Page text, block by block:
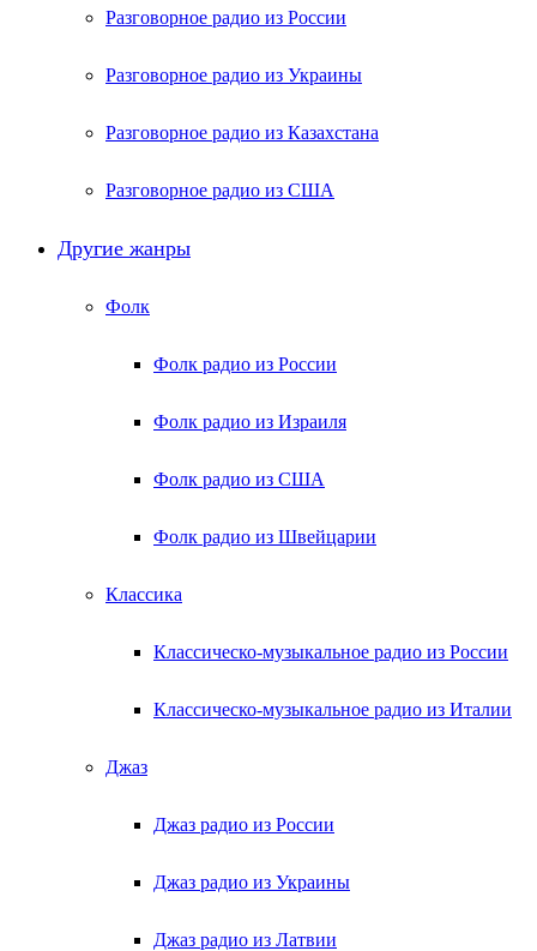
Разговорное радио из России
Разговорное радио из Украины
Разговорное радио из Казахстана
Разговорное радио из США
Другие жанры
Фолк
Фолк радио из России
Фолк радио из Израиля
Фолк радио из США
Фолк радио из Швейцарии
Классика
Классическо-музыкальное радио из России
Классическо-музыкальное радио из Италии
Джаз
Джаз радио из России
Джаз радио из Украины
Джаз радио из Латвии